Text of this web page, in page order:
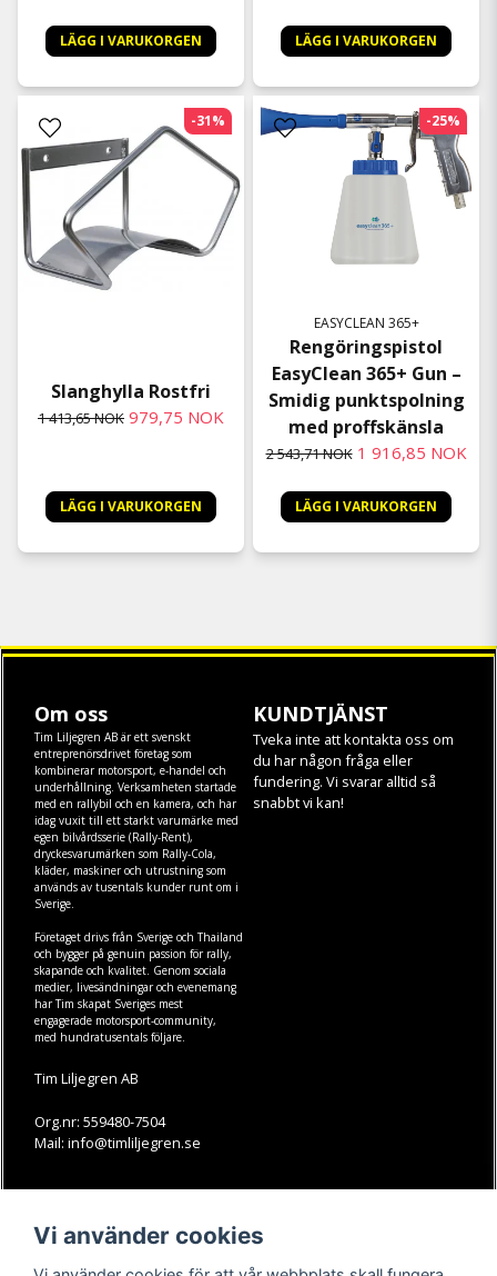
LÄGG I VARUKORGEN LÄGG I VARUKORGEN
Slanghylla Rostfri
1 413,65 NOK 979,75 NOK
LÄGG I VARUKORGEN
-31%
EASYCLEAN 365+
Rengöringspistol
EasyClean 365+ Gun –
Smidig punktspolning
med proffskänsla
2 543,71 NOK 1 916,85 NOK
LÄGG I VARUKORGEN
-25%
Om oss
Tim Liljegren AB är ett svenskt
entreprenörsdrivet företag som
kombinerar motorsport, e-handel och
underhållning. Verksamheten startade
med en rallybil och en kamera, och har
idag vuxit till ett starkt varumärke med
egen bilvårdsserie (Rally-Rent),
dryckesvarumärken som Rally-Cola,
kläder, maskineroch utrustning som
används av tusentals kunder runt om i
Sverige.
Företaget drivs från Sverige och Thailand
och bygger på genuin passion för rally,
skapande och kvalitet. Genom sociala
medier, livesändningar och evenemang
har Tim skapat Sveriges mest
engagerade motorsport-community,
med hundratusentals följare.
Tim Liljegren AB
Org.nr: 559480-7504
Mail: info@timliljegren.se
KUNDTJÄNST
Tveka inte att kontakta oss om
du har någon fråga eller
fundering. Vi svarar alltid så
snabbt vi kan!
Köpvillkor
Kontakt
Instagram
Vi använder cookies